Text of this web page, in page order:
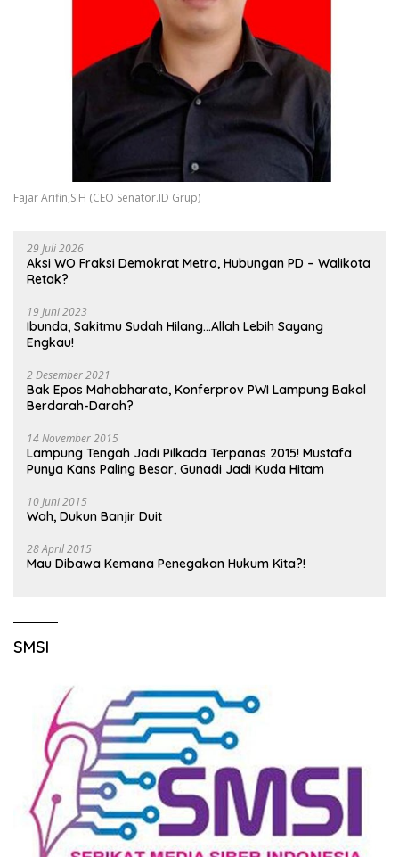
Fajar Arifin,S.H (CEO Senator.ID Grup)
29 Juli 2026
Aksi WO Fraksi Demokrat Metro, Hubungan PD – Walikota
Retak?
19 Juni 2023
Ibunda, Sakitmu Sudah Hilang…Allah Lebih Sayang
Engkau!
2 Desember 2021
Bak Epos Mahabharata, Konferprov PWI Lampung Bakal
Berdarah-Darah?
14 November 2015
Lampung Tengah Jadi Pilkada Terpanas 2015! Mustafa
Punya Kans Paling Besar, Gunadi Jadi Kuda Hitam
10 Juni 2015
Wah, Dukun Banjir Duit
28 April 2015
Mau Dibawa Kemana Penegakan Hukum Kita?!
SMSI